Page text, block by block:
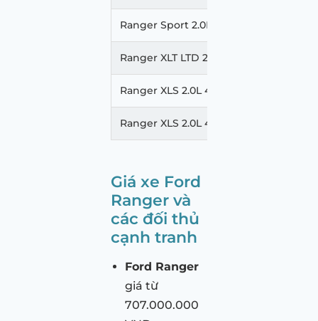
Ranger Sport 2.0L 4X4 AT
Ranger XLT LTD 2.0L 4X4 AT
Ranger XLS 2.0L 4X4 AT
Ranger XLS 2.0L 4X2 AT
Giá xe Ford
Ranger và
các đối thủ
cạnh tranh
Ford Ranger
giá từ
707.000.000